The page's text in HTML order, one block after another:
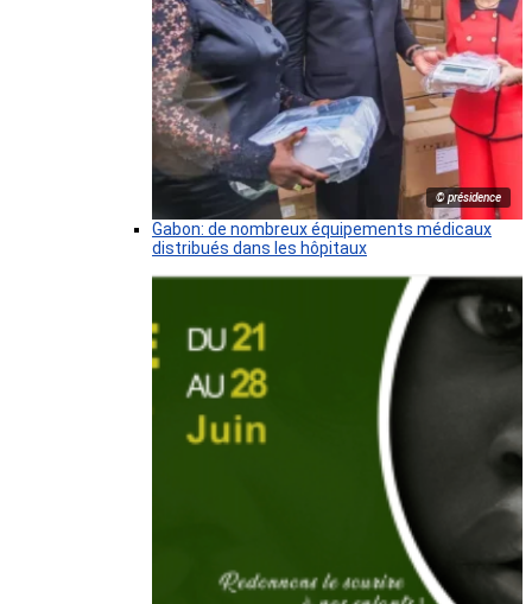
© présidence
Gabon: de nombreux équipements médicaux
distribués dans les hôpitaux